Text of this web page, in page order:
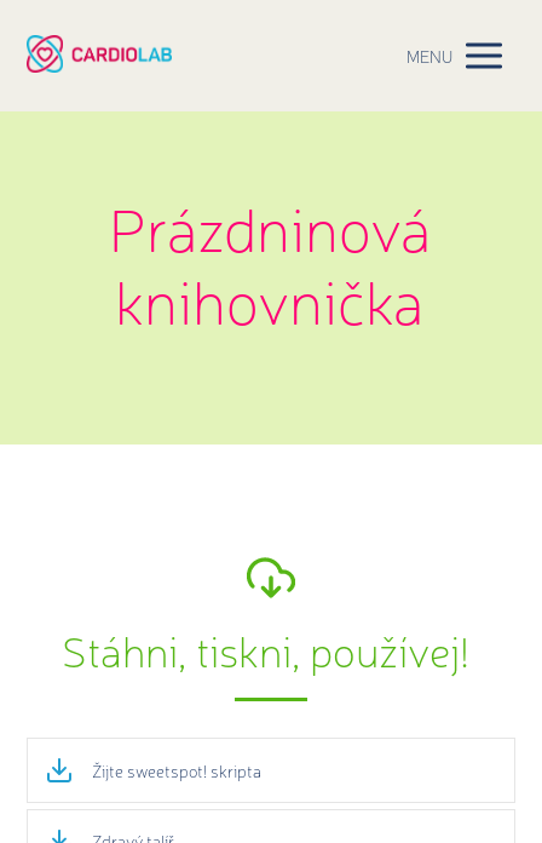
MENU
Prázdninová
knihovnička
Stáhni, tiskni, používej!
Žijte sweetspot! skripta